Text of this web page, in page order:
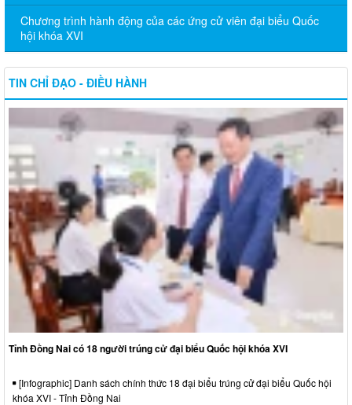
Chương trình hành động của các ứng cử viên đại biểu Quốc
hội khóa XVI
TIN CHỈ ĐẠO - ĐIỀU HÀNH
Tỉnh Đồng Nai có 18 người trúng cử đại biểu Quốc hội khóa XVI
[Infographic] Danh sách chính thức 18 đại biểu trúng cử đại biểu Quốc hội
khóa XVI - Tỉnh Đồng Nai